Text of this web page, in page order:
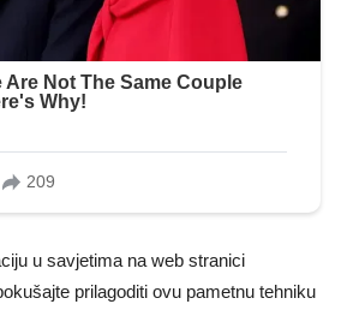
u savjetima na web stranici
prilagoditi ovu pametnu tehniku